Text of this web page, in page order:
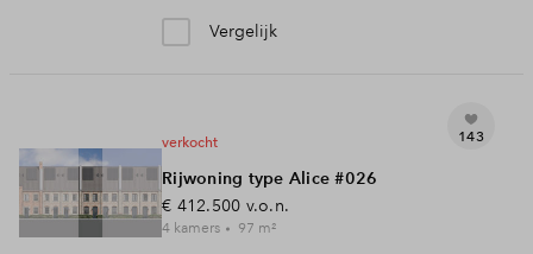
Vergelijk
verkocht
Rijwoning type Alice #026
€ 412.500 v.o.n.
4 kamers 97 m²
143